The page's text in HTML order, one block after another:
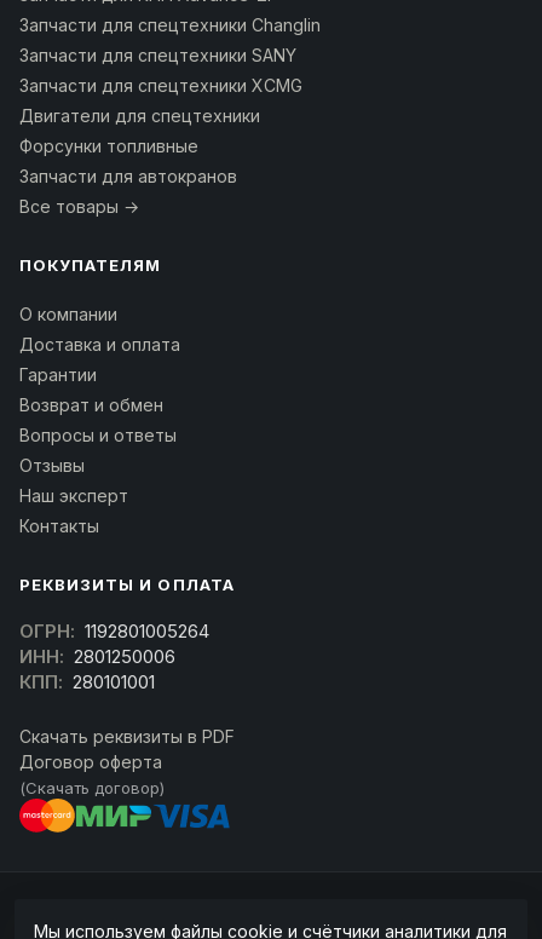
Запчасти для спецтехники Changlin
Запчасти для спецтехники SANY
Запчасти для спецтехники XCMG
Двигатели для спецтехники
Форсунки топливные
Запчасти для автокранов
Все товары →
ПОКУПАТЕЛЯМ
О компании
Доставка и оплата
Гарантии
Возврат и обмен
Вопросы и ответы
Отзывы
Наш эксперт
Контакты
РЕКВИЗИТЫ И ОПЛАТА
ОГРН: 1192801005264
ИНН: 2801250006
КПП: 280101001
Скачать реквизиты в PDF
Договор оферта
(Скачать договор)
Мы используем файлы cookie и счётчики аналитики для